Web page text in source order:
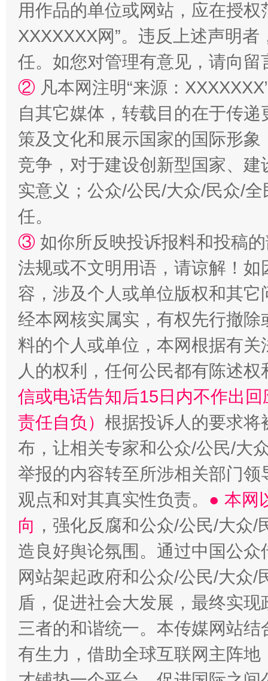
用作品的单位或网站，应在授
XXXXXXX网”。违反上述声明
任。如您对管理有意见，请向
② 凡本网注明“来源：
自其它媒体，转载目的在于传
策及文化和展示国家的国际形
竞争，对于建设创新型国家、
实意义；公众/公民/大众/民众/
任。
③ 如你所反映投诉报料和投稿
法规或不文明用语，请谅解！
容，涉及个人或单位版权和其它
经本网核实属实，有权先行撤
料的个人或单位，本网根据有
人的权利，任何公民都有陈述
信或电话告知后15日内不作出
责任自负） 根据投诉人的要求将
布，让相关专家和公众/公民/大
举报的内容转至所涉相关部门
观点和对其真实性负责。 ● 本网
向 ，强化反腐和公众/公民/大众
造良好舆论氛围。通过中国公
网站架起政府和公众/公民/大众
盾，促进社会大发展，最终实
三者的和谐统一。本传媒网站
有生力，借助全球互联网主阵